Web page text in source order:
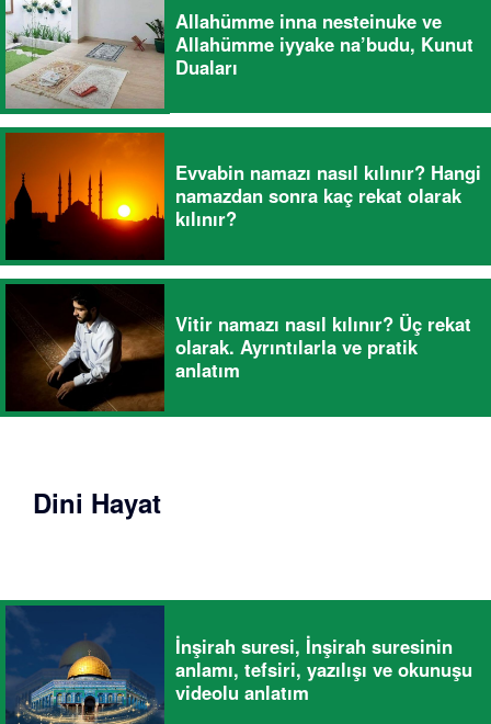
Allahümme inna nesteinuke ve
Allahümme iyyake na’budu, Kunut
Duaları
Evvabin namazı nasıl kılınır? Hangi
namazdan sonra kaç rekat olarak
kılınır?
Vitir namazı nasıl kılınır? Üç rekat
olarak. Ayrıntılarla ve pratik
anlatım
Dini Hayat
İnşirah suresi, İnşirah suresinin
anlamı, tefsiri, yazılışı ve okunuşu
videolu anlatım